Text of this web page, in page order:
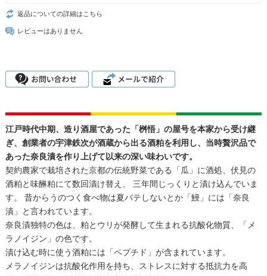
返品についての詳細はこちら
レビューはありません
江戸時代中期、造り酒屋であった「桝悟」の屋号を本家から受け継
ぎ、創業者の宇津鉄次が酒蔵から出る酒粕を利用し、当時贅沢品で
あった奈良漬を作り上げて以来の深い味わいです。
契約農家で栽培された京都の伝統野菜である「瓜」に酒処、伏見の
酒粕と味醂粕にて数回漬け替え、 三年間じっくりと漬け込んでいま
す。 昔からうのつく食べ物は夏バテしないとか「鰻」には「奈良
漬」と言われています。
奈良漬独特の色は、粕とウリが発酵して生まれる抗酸化物質、「メ
ラノイジン」の色です。
漬け込む時に使う酒粕には「ペプチド」が含まれています。
メラノイジンは抗酸化作用を持ち、ストレスに対する抵抗力を高